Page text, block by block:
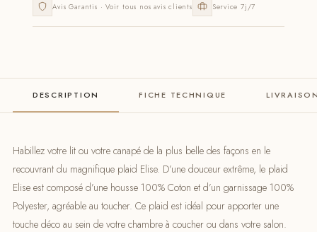
Avis Garantis · Voir tous nos avis clients
Service 7j/7
DESCRIPTION FICHE TECHNIQUE
Habillez votre lit ou votre canapé de la plus belle des façons en le
recouvrant du magnifique plaid Elise. D’une douceur extrême, le plaid
Elise est composé d’une housse 100% Coton et d’un garnissage 100%
Polyester, agréable au toucher. Ce plaid est idéal pour apporter une
touche déco au sein de votre chambre à coucher ou dans votre salon.